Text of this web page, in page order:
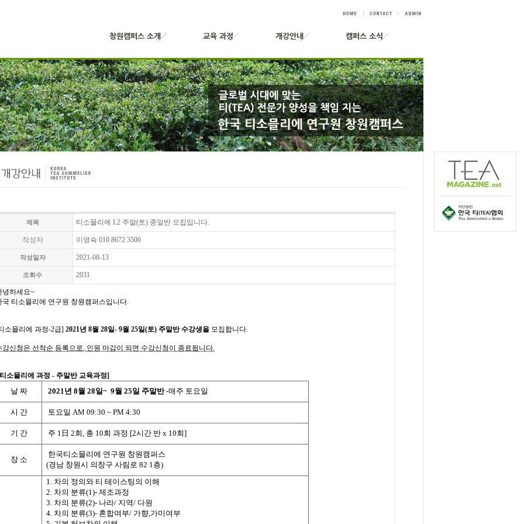
제목 티소믈리에 L2 주말(토) 종일반 모집입니다.
작성자 이영숙 010 8672 3500
작성일자 2021-08-13
조회수 2031
녕하세요~
국 티소믈리에 연구원 창원캠퍼스입니다.
소믈리에 과정-2급] 2021년 8월 28일- 9월 25일(토) 주말반 수강생을 모집합니다.
강신청은 선착순 등록으로, 인원 마감이 되면 수강신청이 종료됩니다.
티소믈리에 과정 - 주말반 교육과정]
날 짜 2021년 8월 28일~ 9월 25일 주말반 -매주 토요일
시 간 토요일 AM 09:30 ~ PM 4:30
기 간 주 1 日 2회, 총 10회 과정 [2시간 반x 10회]
장 소
한국티소믈리에 연구원 창원캠퍼스
(경남 창원시 의창구 사림로 82 1층)
1. 차의 정의와 티 테이스팅의 이해
2. 차의 분류(1)- 제조과정
3. 차의 분류(2)- 나라/ 지역/ 다원
4. 차의 분류(3)- 혼합여부/ 가향,가미여부